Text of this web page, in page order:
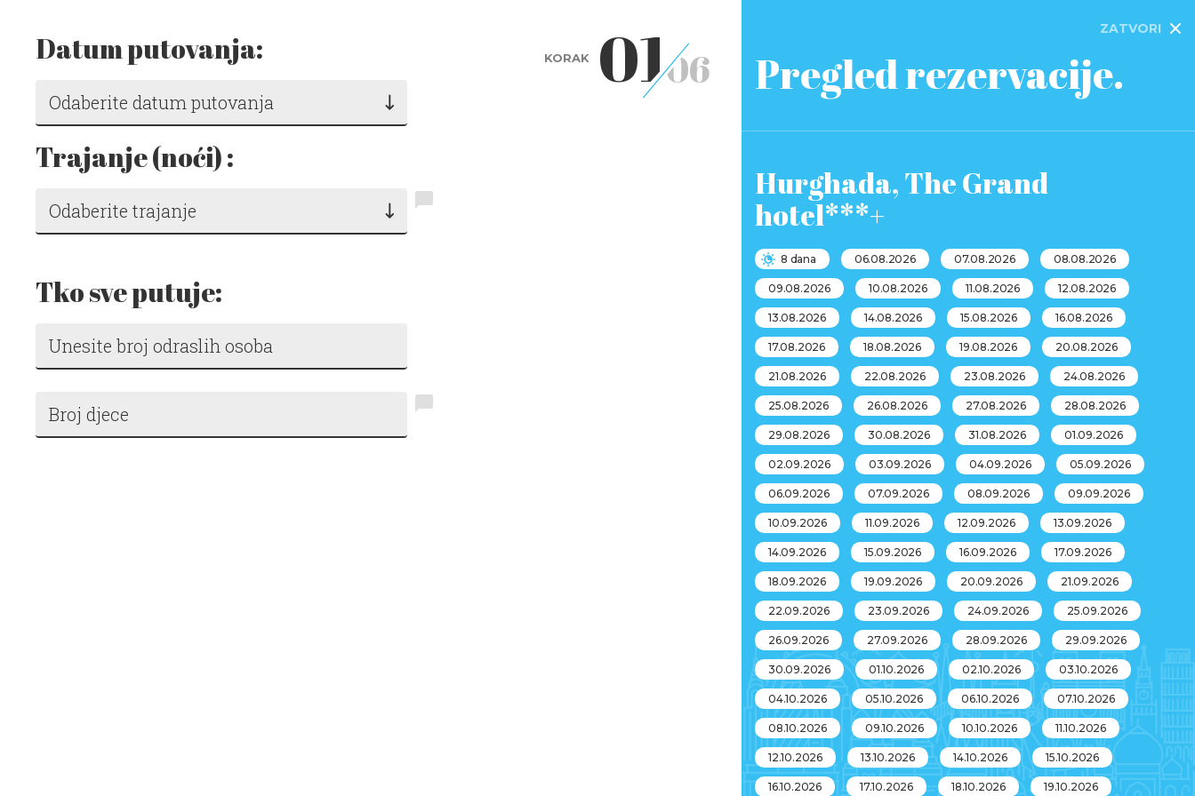
ZATVORI
Pregled rezervacije.
Hurghada, The Grand
hotel***+
8 dana 06.08.2026 07.08.2026 08.08.2026
09.08.2026 10.08.2026 11.08.2026 12.08.2026
13.08.2026 14.08.2026 15.08.2026 16.08.2026
17.08.2026 18.08.2026 19.08.2026 20.08.2026
21.08.2026 22.08.2026 23.08.2026 24.08.2026
25.08.2026 26.08.2026 27.08.2026 28.08.2026
29.08.2026 30.08.2026 31.08.2026 01.09.2026
02.09.2026 03.09.2026 04.09.2026 05.09.2026
06.09.2026 07.09.2026 08.09.2026 09.09.2026
10.09.2026 11.09.2026 12.09.2026 13.09.2026
14.09.2026 15.09.2026 16.09.2026 17.09.2026
18.09.2026 19.09.2026 20.09.2026 21.09.2026
22.09.2026 23.09.2026 24.09.2026 25.09.2026
26.09.2026 27.09.2026 28.09.2026 29.09.2026
30.09.2026 01.10.2026 02.10.2026 03.10.2026
04.10.2026 05.10.2026 06.10.2026 07.10.2026
08.10.2026 09.10.2026 10.10.2026 11.10.2026
12.10.2026 13.10.2026 14.10.2026 15.10.2026
16.10.2026 17.10.2026 18.10.2026 19.10.2026
KORAK 0106
Datum putovanja:
Odaberite datum putovanja
Trajanje (noći) :
Odaberite trajanje
Tko sve putuje: